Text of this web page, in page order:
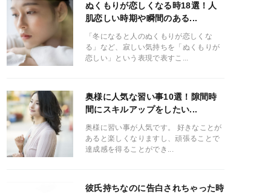
ぬくもりが恋しくなる時18選！人
肌恋しい時期や瞬間のある...
「冬になると人のぬくもりが恋しくな
る」など、寂しい気持ちを「ぬくもりが
恋しい」という表現で表すこ...
奥様に人気な習い事10選！隙間時
間にスキルアップをしたい...
奥様に習い事が人気です。 好きなことが
あると楽しくなりますし、頑張ることで
達成感を得ることができ...
彼氏持ちなのに告白されちゃった時